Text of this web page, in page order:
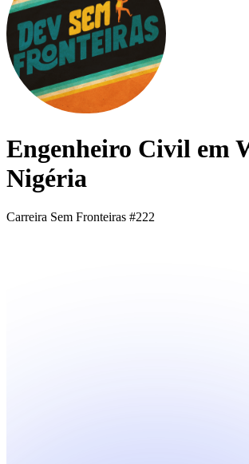
Engenheiro Civil em
Nigéria
Carreira Sem Fronteiras #222